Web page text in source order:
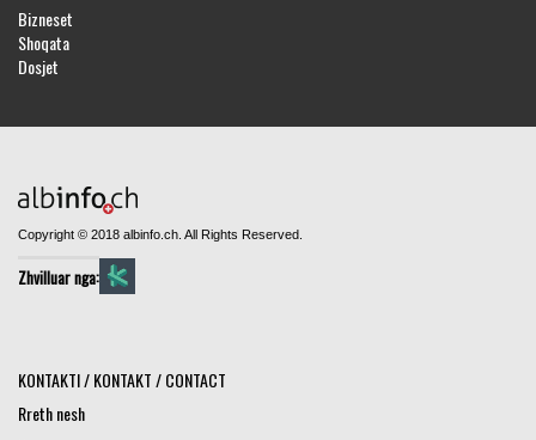
Bizneset
Shoqata
Dosjet
Copyright © 2018 albinfo.ch. All Rights Reserved.
Zhvilluar nga:
KONTAKTI / KONTAKT / CONTACT
Rreth nesh